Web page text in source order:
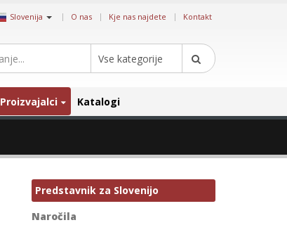
Slovenija | O nas Kje nas najdete Kontakt
Vse kategorije
Proizvajalci Katalogi
Predstavnik za Slovenijo
Naročila